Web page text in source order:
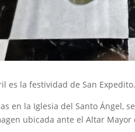
es la festividad de San Expedito.
en la Iglesia del Santo Ángel,
ubicada ante el Altar Mayor